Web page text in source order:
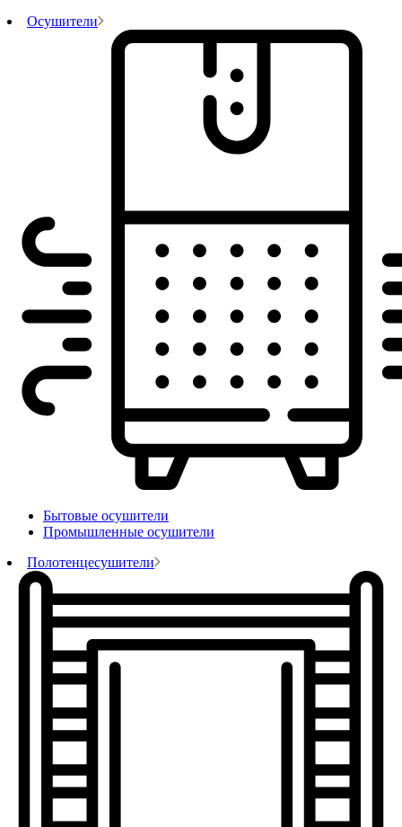
Осушители
Бытовые осушители
Промышленные осушители
Полотенцесушители